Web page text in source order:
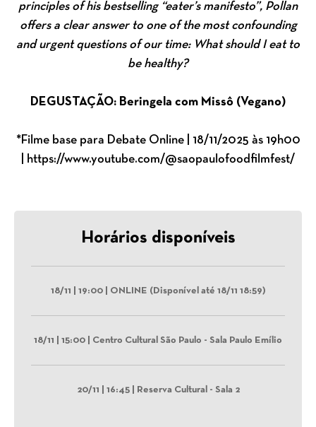
principles of his bestselling “eater’s manifesto”, Pollan
offers a clear answer to one of the most confounding
and urgent questions of our time: What should I eat to
be healthy?
DEGUSTAÇÃO: Beringela com Missô (Vegano)
*Filme base para Debate Online | 18/11/2025 às 19h00
| https://www.youtube.com/@saopaulofoodfilmfest/
Horários disponíveis
18/11 | 19:00 | ONLINE (Disponível até 18/11 18:59)
18/11 | 15:00 | Centro Cultural São Paulo - Sala Paulo Emílio
20/11 | 16:45 | Reserva Cultural - Sala 2